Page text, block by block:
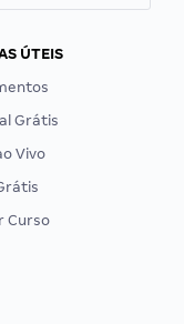
ÚTEIS
Grátis
Vivo
Curso